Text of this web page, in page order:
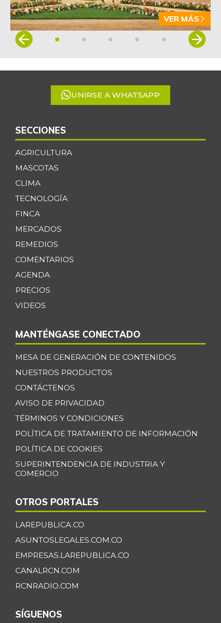
VER MÁS
Item
5
SECCIONES
AGRICULTURA
MASCOTAS
CLIMA
TECNOLOGÍA
FINCA
MERCADOS
REMEDIOS
COMENTARIOS
AGENDA
PRECIOS
VIDEOS
MANTÉNGASE CONECTADO
MESA DE GENERACIÓN DE CONTENIDOS
CONTÁCTENOS
TÉRMINOS Y CONDICIONES
POLÍTICA DE TRATAMIENTO DE INFORMACIÓN
POLÍTICA DE COOKIES
COMERCIO
OTROS PORTALES
SÍGUENOS